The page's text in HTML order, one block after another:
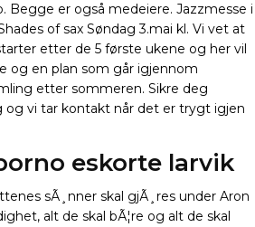
Begge er også medeiere. Jazzmesse i
of sax Søndag 3.mai kl. Vi vet at
etter de 5 første ukene og her vil
og en plan som går igjennom
etter sommeren. Sikre deg
og vi tar kontakt når det er trygt igjen
eskorte larvik
sÃ¸nner skal gjÃ¸res under Aron
alt de skal bÃ¦re og alt de skal